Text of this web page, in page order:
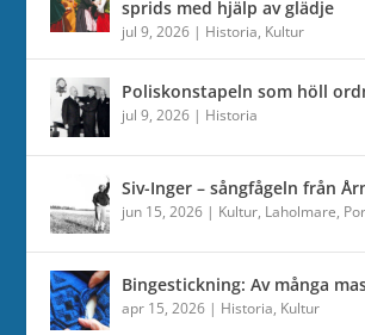
sprids med hjälp av glädje
jul 9, 2026 | Historia, Kultur
Poliskonstapeln som höll
jul 9, 2026 | Historia
Siv-Inger – sångfågeln från
jun 15, 2026 | Kultur, Laholmare,
Bingestickning: Av många
apr 15, 2026 | Historia, Kultur